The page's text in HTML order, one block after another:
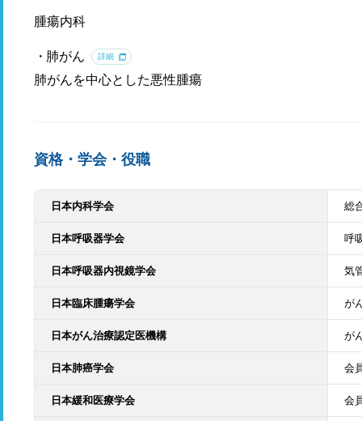
腫瘍内科
肺がん 詳細
肺がんを中心とした悪性腫瘍
資格・学会・役職
日本内科学会 総
日本呼吸器学会 呼
日本呼吸器内視鏡学会 気
日本臨床腫瘍学会 が
日本がん治療認定医機構 が
日本肺癌学会 会
日本緩和医療学会 会